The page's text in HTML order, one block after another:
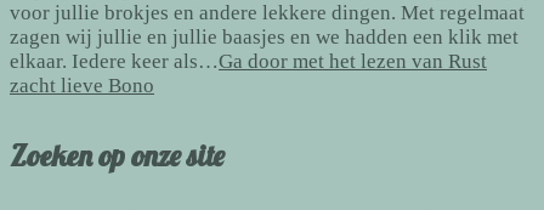
voor jullie brokjes en andere lekkere dingen. Met regelmaat
zagen wij jullie en jullie baasjes en we hadden een klik met
elkaar. Iedere keer als…Ga door met het lezen van Rust
zacht lieve Bono
Zoeken op onze site